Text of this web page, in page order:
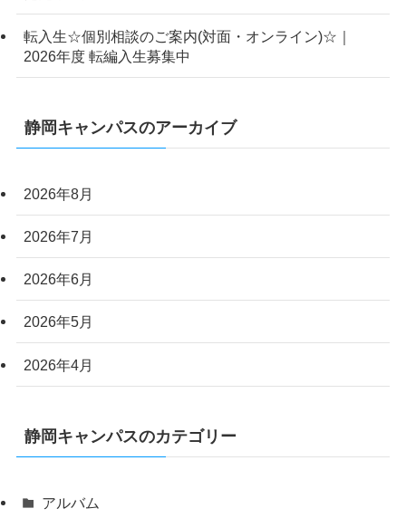
転入生☆個別相談のご案内(対面・オンライン)☆｜
2026年度 転編入生募集中
静岡キャンパスのアーカイブ
2026年8月
2026年7月
2026年6月
2026年5月
2026年4月
静岡キャンパスのカテゴリー
アルバム